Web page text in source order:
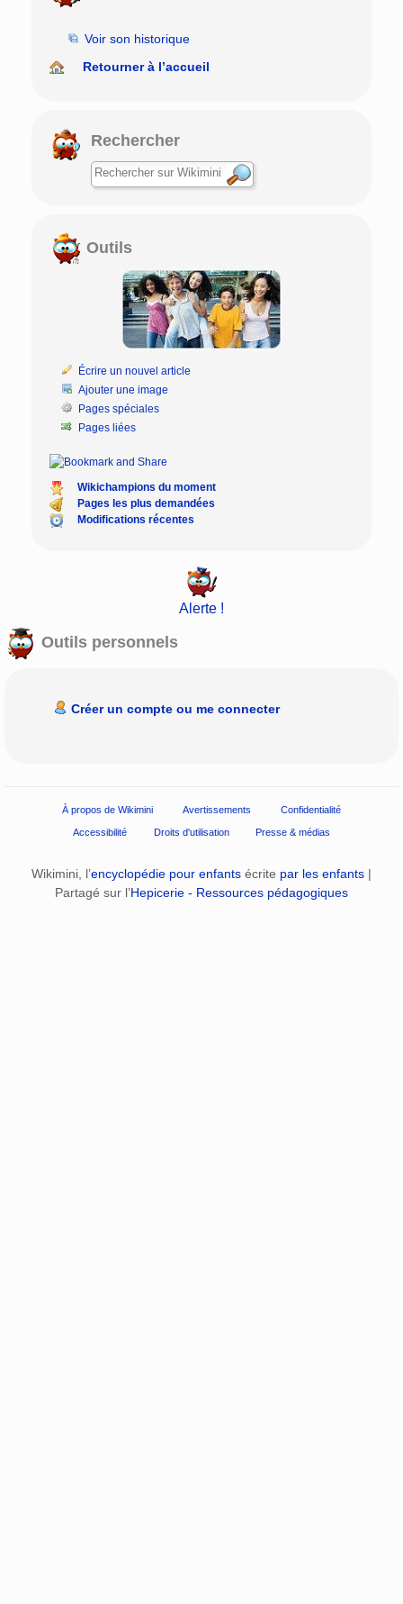
Voir son historique
Retourner à l’accueil
Rechercher
Outils
Écrire un nouvel article
Ajouter une image
Pages spéciales
Pages liées
Wikichampions du moment
Pages les plus demandées
Modifications récentes
Alerte !
Outils personnels
Créer un compte ou me connecter
À propos de Wikimini Avertissements Confidentialité
Accessibilité Droits d'utilisation Presse & médias
Wikimini, l’encyclopédie pour enfants écrite par les enfants |
Partagé sur l’Hepicerie - Ressources pédagogiques